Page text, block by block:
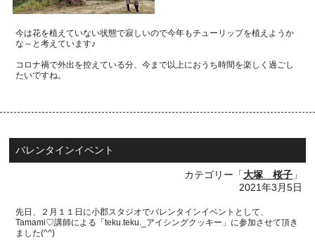
今は花を植えていない状態で寂しいので今年もチューリップを植えようか
な～と考えています♪
コロナ禍で外出を控えている分、今まで以上におうち時間を楽しく過ごし
たいですね。
バレンタインイベント
カテゴリー「大塚 桜子 」
2021年3月5日
先日、２月１１日に小郡スタジオでバレンタインイベントとして、
Tamami♡講師による「 teku.teku._ アイシングクッキー」に参加させて頂き
ました(^^)